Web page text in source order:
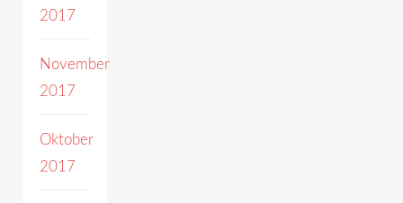
2017
November
2017
Oktober
2017